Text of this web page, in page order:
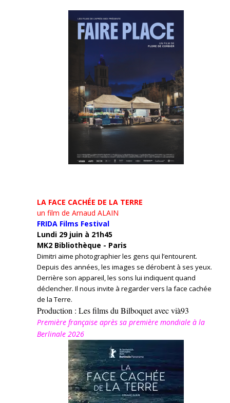
LA FACE CACHÉE DE LA TERRE
un film de Arnaud ALAIN
FRIDA Films Festival
Lundi 29 juin à 21h45
MK2 Bibliothèque - Paris
Dimitri aime photographier les gens qui l’entourent.
Depuis des années, les images se dérobent à ses yeux.
Derrière son appareil, les sons lui indiquent quand
déclencher. Il nous invite à regarder vers la face cachée
de la Terre.
Production : Les films du Bilboquet avec vià93
Première française après sa première mondiale à la
Berlinale 2026